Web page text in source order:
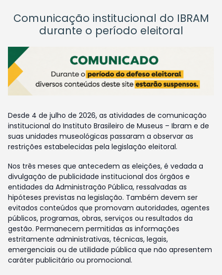
Comunicação institucional do IBRAM
durante o período eleitoral
Desde 4 de julho de 2026, as atividades de comunicação
institucional do Instituto Brasileiro de Museus – Ibram e de
suas unidades museológicas passaram a observar as
restrições estabelecidas pela legislação eleitoral.
Nos três meses que antecedem as eleições, é vedada a
divulgação de publicidade institucional dos órgãos e
entidades da Administração Pública, ressalvadas as
hipóteses previstas na legislação. Também devem ser
evitados conteúdos que promovam autoridades, agentes
públicos, programas, obras, serviços ou resultados da
gestão. Permanecem permitidas as informações
estritamente administrativas, técnicas, legais,
emergenciais ou de utilidade pública que não apresentem
caráter publicitário ou promocional.